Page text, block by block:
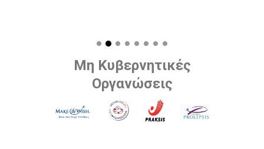
Μη Κυβερνητικές
Οργανώσεις